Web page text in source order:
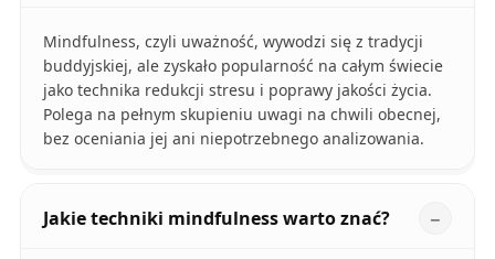
Mindfulness, czyli uważność, wywodzi się z tradycji
buddyjskiej, ale zyskało popularność na całym świecie
jako technika redukcji stresu i poprawy jakości życia.
Polega na pełnym skupieniu uwagi na chwili obecnej,
bez oceniania jej ani niepotrzebnego analizowania.
Jakie techniki mindfulness warto znać?